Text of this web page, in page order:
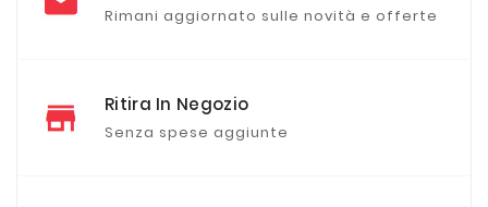
Rimani aggiornato sulle novità e offerte
Ritira In Negozio
Senza spese aggiunte